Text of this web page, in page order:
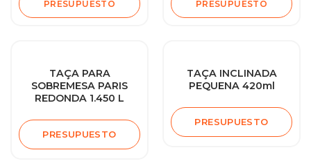
PRESUPUESTO PRESUPUESTO
TAÇA PARA
SOBREMESA PARIS
REDONDA 1.450 L
PRESUPUESTO
TAÇA INCLINADA
PEQUENA 420ml
PRESUPUESTO